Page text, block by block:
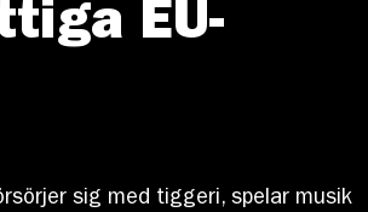
EU-
sig med tiggeri, spelar musik